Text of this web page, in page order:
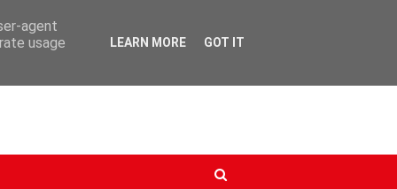
agent
usage
LEARN MORE GOT IT